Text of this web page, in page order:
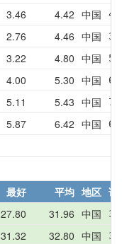
3.46 4.42 中国
2.76 4.46 中国
3.22 4.80 中国
4.00 5.30 中国
5.11 5.43 中国
5.87 6.42 中国
最好 平均 地区 详
27.80 31.96 中国
31.32 32.80 中国